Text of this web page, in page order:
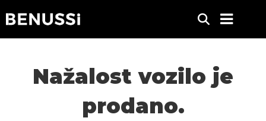
Nažalost vozilo je
prodano.